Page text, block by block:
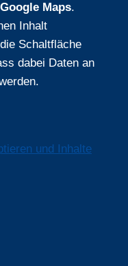
Google Maps.
Inhalt
Schaltfläche
dabei Daten an
und Inhalte